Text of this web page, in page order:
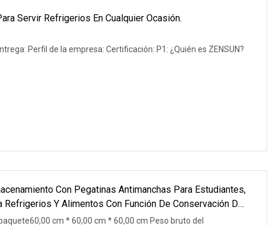
Servir Refrigerios En Cualquier Ocasión.
Perfil de la empresa: Certificación: P1: ¿Quién es ZENSUN?
Con Pegatinas Antimanchas Para Estudiantes,
Y Alimentos Con Función De Conservación Del
cm * 60,00 cm * 60,00 cm Peso bruto del